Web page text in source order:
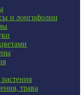
и лонгифолии
трава